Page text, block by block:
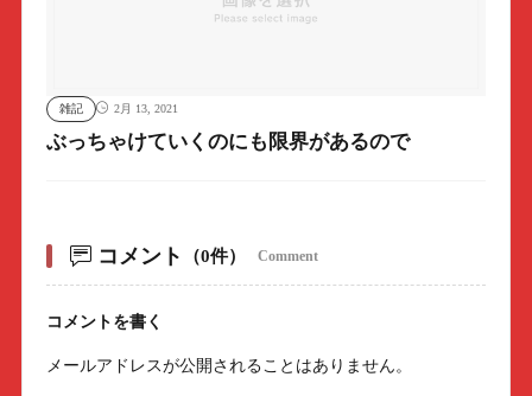
雑記 2月 13, 2021
ぶっちゃけていくのにも限界があるので
コメント （0件） Comment
コメントを書く
メールアドレスが公開されることはありません。